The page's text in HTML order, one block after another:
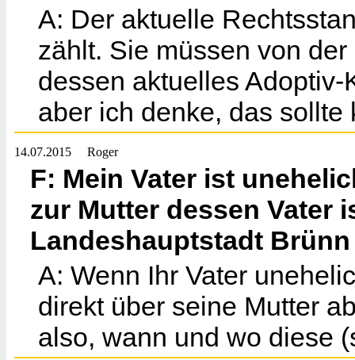
A: Der aktuelle
zählt. Sie müssen von
dessen aktuelles
aber ich denke, das sollte
14.07.2015 Roger
F: Mein Vater ist
zur Mutter dessen Vater
Landeshauptstadt
A: Wenn Ihr Vater
direkt über seine Mutter
also, wann und wo diese